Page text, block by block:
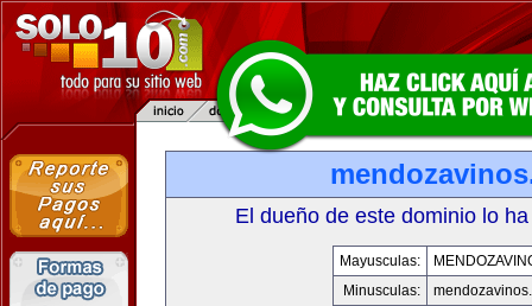
El dueño de este dominio lo
Mayusculas:
Minusculas: